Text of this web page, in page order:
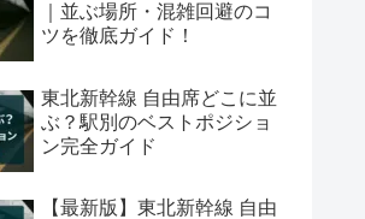
｜並ぶ場所・混雑回避のコ
ツを徹底ガイド！
東北新幹線 自由席どこに並
ぶ？駅別のベストポジショ
ン完全ガイド
【最新版】東北新幹線 自由